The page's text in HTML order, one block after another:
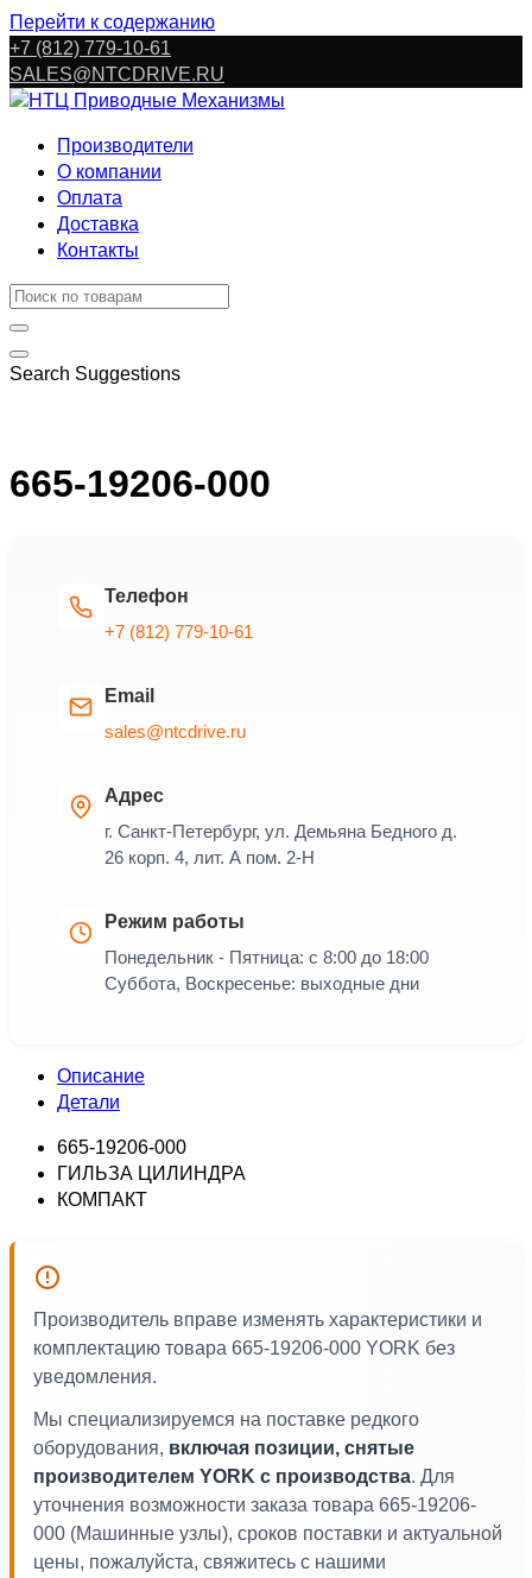
Перейти к содержанию
+7 (812) 779-10-61
SALES@NTCDRIVE.RU
Производители
О компании
Оплата
Доставка
Контакты
Search Suggestions
665-19206-000
Телефон
+7 (812) 779-10-61
Email
sales@ntcdrive.ru
Адрес
г. Санкт-Петербург, ул. Демьяна Бедного д.
26 корп. 4, лит. А пом. 2-Н
Режим работы
Понедельник - Пятница: с 8:00 до 18:00
Суббота, Воскресенье: выходные дни
Описание
Детали
665-19206-000
ГИЛЬЗА ЦИЛИНДРА
КОМПАКТ
Производитель вправе изменять характеристики и
комплектацию товара 665-19206-000 YORK без
уведомления.
Мы специализируемся на поставке редкого
оборудования, включая позиции, снятые
производителем YORK с производства. Для
уточнения возможности заказа товара 665-19206-
000 (Машинные узлы), сроков поставки и актуальной
цены, пожалуйста, свяжитесь с нашими